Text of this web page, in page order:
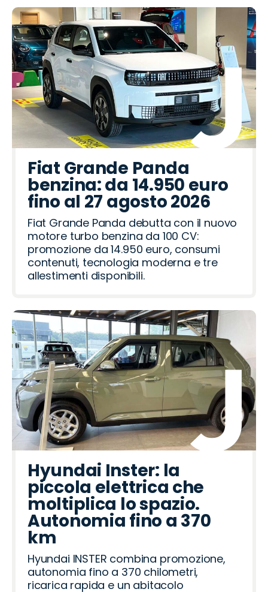
Fiat Grande Panda
benzina: da 14.950 euro
fino al 27 agosto 2026
Fiat Grande Panda debutta con il nuovo
motore turbo benzina da 100 CV:
promozione da 14.950 euro, consumi
contenuti, tecnologia moderna e tre
allestimenti disponibili.
Hyundai Inster: la
piccola elettrica che
moltiplica lo spazio.
Autonomia fino a 370
km
Hyundai INSTER combina promozione,
autonomia fino a 370 chilometri,
ricarica rapida e un abitacolo